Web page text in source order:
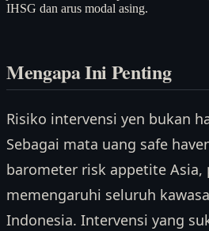
IHSG dan arus modal asing.
Mengapa Ini Penting
Risiko intervensi yen bukan
Sebagai mata uang safe
barometer risk appetite Asia,
memengaruhi seluruh
Indonesia. Intervensi yang